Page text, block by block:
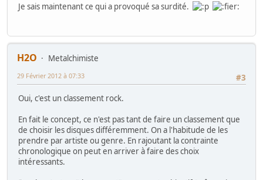
Je sais maintenant ce qui a provoqué sa surdité.
H2O
Metalchimiste
#3
29 Février 2012 à 07:33
Oui, c'est un classement rock.
En fait le concept, ce n'est pas tant de faire un classement que
de choisir les disques différemment. On a l'habitude de les
prendre par artiste ou genre. En rajoutant la contrainte
chronologique on peut en arriver à faire des choix
intéressants.